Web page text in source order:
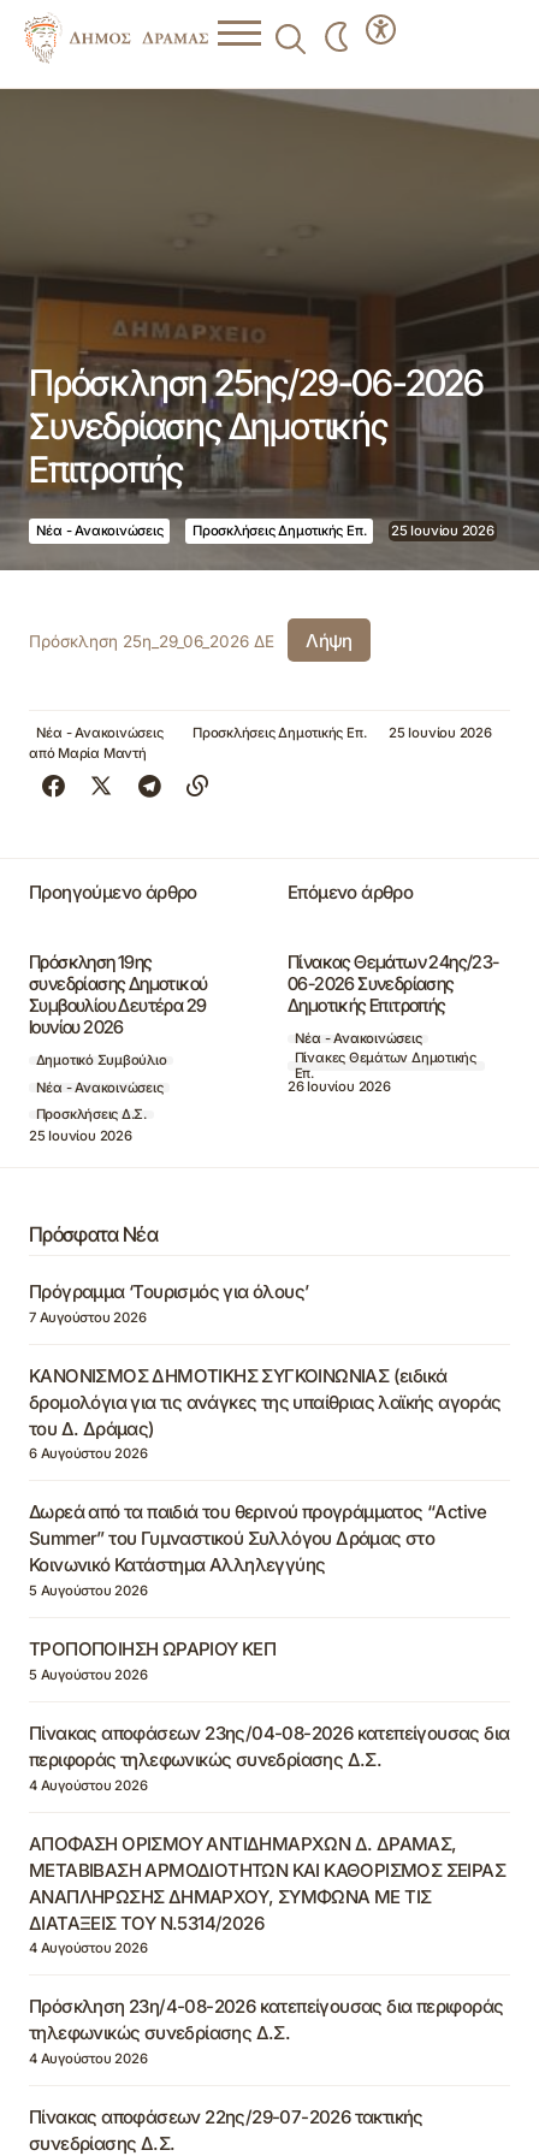
Πρόσκληση 25ης/29-06-2026 Συνεδρίασης Δημοτικής
Πρόσκληση 25ης/29-06-2026
Συνεδρίασης Δημοτικής
Επιτροπής
Νέα - Ανακοινώσεις Προσκλήσεις Δημοτικής Επ. 25 Ιουνίου 2026
Πρόσκληση 25η_29_06_2026 ΔΕ Λήψη
Νέα - Ανακοινώσεις Προσκλήσεις Δημοτικής Επ.
25 Ιουνίου 2026
από Μαρία Μαντή
Προηγούμενο άρθρο
Πρόσκληση 19ης
συνεδρίασης Δημοτικού
Συμβουλίου Δευτέρα 29
Ιουνίου 2026
Δημοτικό Συμβούλιο
Νέα - Ανακοινώσεις
Προσκλήσεις Δ.Σ.
25 Ιουνίου 2026
Επόμενο άρθρο
Πίνακας Θεμάτων 24ης/23-
06-2026 Συνεδρίασης
Δημοτικής Επιτροπής
Νέα - Ανακοινώσεις
Πίνακες Θεμάτων Δημοτικής
Επ.
26 Ιουνίου 2026
Πρόσφατα Νέα
Πρόγραμμα ‘Τουρισμός για όλους’
7 Αυγούστου 2026
ΚΑΝΟΝΙΣΜΟΣ ΔΗΜΟΤΙΚΗΣ ΣΥΓΚΟΙΝΩΝΙΑΣ (ειδικά
δρομολόγια για τις ανάγκες της υπαίθριας λαϊκής αγοράς
του Δ. Δράμας)
6 Αυγούστου 2026
Δωρεά από τα παιδιά του θερινού προγράμματος “Active
Summer” του Γυμναστικού Συλλόγου Δράμας στο
Κοινωνικό Κατάστημα Αλληλεγγύης
5 Αυγούστου 2026
ΤΡΟΠΟΠΟΙΗΣΗ ΩΡΑΡΙΟΥ ΚΕΠ
5 Αυγούστου 2026
Πίνακας αποφάσεων 23ης/04-08-2026 κατεπείγουσας δια
περιφοράς τηλεφωνικώς συνεδρίασης Δ.Σ.
4 Αυγούστου 2026
ΑΠΟΦΑΣΗ ΟΡΙΣΜΟΥ ΑΝΤΙΔΗΜΑΡΧΩΝ Δ. ΔΡΑΜΑΣ,
ΜΕΤΑΒΙΒΑΣΗ ΑΡΜΟΔΙΟΤΗΤΩΝ ΚΑΙ ΚΑΘΟΡΙΣΜΟΣ ΣΕΙΡΑΣ
ΑΝΑΠΛΗΡΩΣΗΣ ΔΗΜΑΡΧΟΥ, ΣΥΜΦΩΝΑ ΜΕ ΤΙΣ
ΔΙΑΤΑΞΕΙΣ ΤΟΥ Ν.5314/2026
4 Αυγούστου 2026
Πρόσκληση 23η/4-08-2026 κατεπείγουσας δια περιφοράς
τηλεφωνικώς συνεδρίασης Δ.Σ.
4 Αυγούστου 2026
Πίνακας αποφάσεων 22ης/29-07-2026 τακτικής
συνεδρίασης Δ.Σ.